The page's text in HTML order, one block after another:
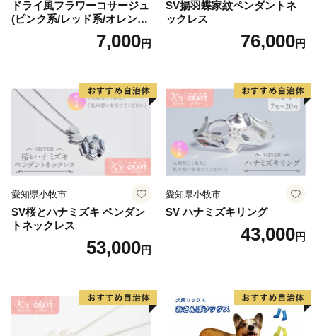
ドライ風フラワーコサージュ
(ピンク系/レッド系/オレンジ
系/ホワイト系/イエロー系/グ
リーン系/ブルー系）7,000円
SV揚羽蝶家紋ペンダントネ
ックレス
76,000円
愛知県小牧市
SV桜とハナミズキ ペンダン
トネックレス
53,000円
愛知県小牧市
SV ハナミズキリング
43,000円